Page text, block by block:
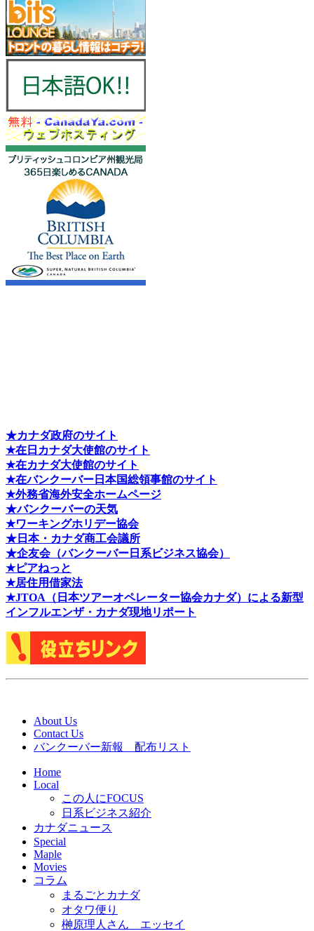
★カナダ政府のサイト
★在日カナダ大使館のサイト
★在カナダ大使館のサイト
★在バンクーバー日本国総領事館のサイト
★外務省海外安全ホームページ
★バンクーバーの天気
★ワーキングホリデー協会
★日本・カナダ商工会議所
★企友会（バンクーバー日系ビジネス協会）
★ピアねっと
★居住用借家法
★JTOA（日本ツアーオペレーター協会カナダ）による新型
インフルエンザ・カナダ現地リポート
About Us
Contact Us
バンクーバー新報 配布リスト
Home
Local
この人にFOCUS
日系ビジネス紹介
カナダニュース
Special
Maple
Movies
コラム
まるごとカナダ
オタワ便り
榊原理人さん エッセイ